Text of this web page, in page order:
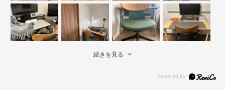
続きを見る